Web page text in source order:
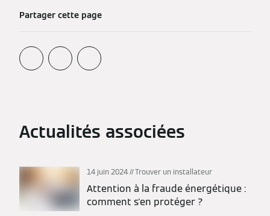
Partager cette page
Actualités associées
14 juin 2024 Trouver un installateur
Attention à la fraude énergétique :
comment s'en protéger ?